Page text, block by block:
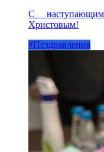
С
Христовым!
#Поздравления